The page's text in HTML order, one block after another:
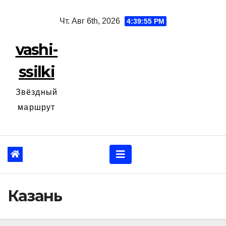
Чт. Авг 6th, 2026 4:39:56 PM
vashi-
ssilki
Звёздный
маршрут
Казань